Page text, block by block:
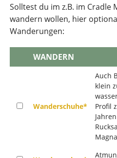
Solltest du im z.B. im
wandern wollen, hier
Wanderungen:
WANDERN
Wanderschuhe*
Auch
klein
Profil